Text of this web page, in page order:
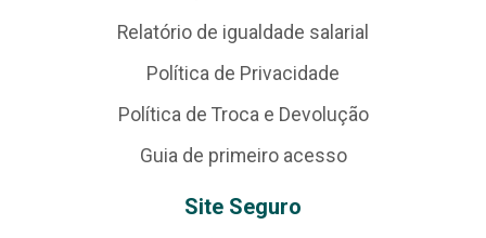
Relatório de igualdade salarial
Política de Privacidade
Política de Troca e Devolução
Guia de primeiro acesso
Site Seguro